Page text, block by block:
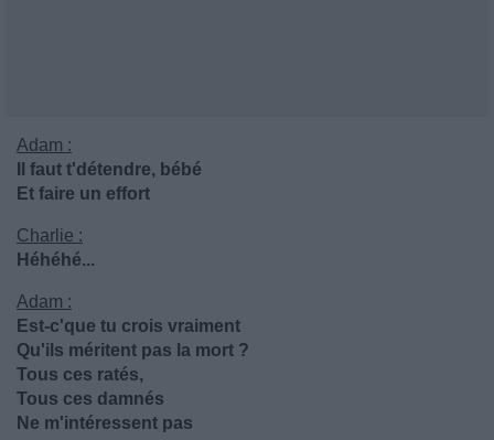
Adam :
Il faut t'détendre, bébé
Et faire un effort
Charlie :
Héhéhé...
Adam :
Est-c'que tu crois vraiment
Qu'ils méritent pas la mort ?
Tous ces ratés,
Tous ces damnés
Ne m'intéressent pas